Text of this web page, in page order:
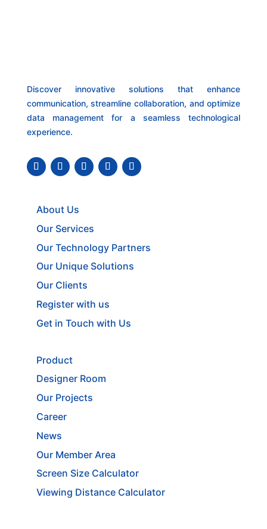
Discover innovative solutions that enhance
communication, streamline collaboration, and optimize
data management for a seamless technological
experience.
About Us
Our Services
Our Technology Partners
Our Unique Solutions
Our Clients
Register with us
Get in Touch with Us
Product
Designer Room
Our Projects
Career
News
Our Member Area
Screen Size Calculator
Viewing Distance Calculator